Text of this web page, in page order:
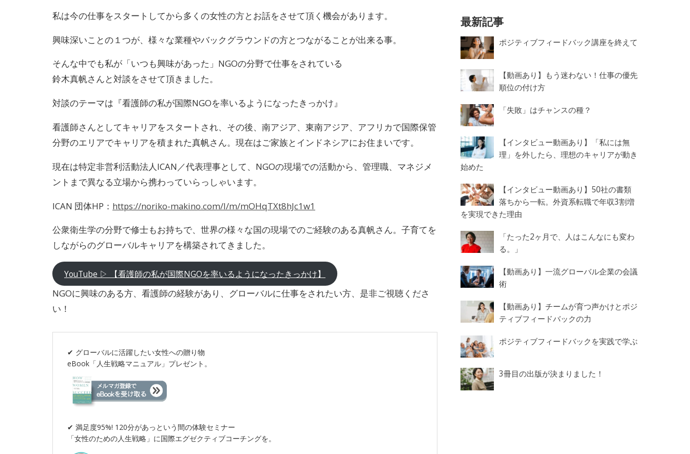
私は今の仕事をスタートしてから多くの女性の方とお話をさせて頂く機会があります。
興味深いことの１つが、様々な業種やバックグラウンドの方とつながることが出来る事。
そんな中でも私が「いつも興味があった」NGOの分野で仕事をされている
鈴木真帆さんと対談をさせて頂きました。
対談のテーマは『看護師の私が国際NGOを率いるようになったきっかけ』
看護師さんとしてキャリアをスタートされ、その後、南アジア、東南アジア、アフリカで国際保管
分野のエリアでキャリアを積まれた真帆さん。現在はご家族とインドネシアにお住まいです。
現在は特定非営利活動法人ICAN／代表理事として、NGOの現場での活動から、管理職、マネジメ
ントまで異なる立場から携わっていらっしゃいます。
ICAN 団体HP： https://noriko-makino.com/l/m/mOHqTXt8hJc1w1
公衆衛生学の分野で修士もお持ちで、世界の様々な国の現場でのご経験のある真帆さん。子育てを
しながらのグローバルキャリアを構築されてきました。
YouTube ▷ 【看護師の私が国際NGOを率いるようになったきっかけ】
NGOに興味のある方、看護師の経験があり、グローバルに仕事をされたい方、是非ご視聴くださ
い！
✔︎ グローバルに活躍したい女性への贈り物
eBook「人生戦略マニュアル」プレゼント。
✔︎ 満足度95%! 120分があっという間の体験セミナー
「女性のための人生戦略」に国際エグゼクティブコーチングを。
最新記事
ポジティブフィードバック講座を終えて
【動画あり】もう迷わない！仕事の優先
順位の付け方
「失敗」はチャンスの種？
【インタビュー動画あり】「私には無
理」を外したら、理想のキャリアが動き
始めた
【インタビュー動画あり】50社の書類
落ちから一転。外資系転職で年収3割増
を実現できた理由
「たった2ヶ月で、人はこんなにも変わ
る。」
【動画あり】一流グローバル企業の会議
術
【動画あり】チームが育つ声かけとポジ
ティブフィードバックの力
ポジティブフィードバックを実践で学ぶ
3冊目の出版が決まりました！